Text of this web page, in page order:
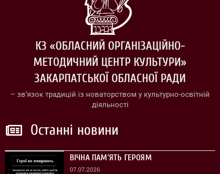
КЗ «ОБЛАСНИЙ ОРГАНІЗАЦІЙНО-
МЕТОДИЧНИЙ ЦЕНТР КУЛЬТУРИ»
ЗАКАРПАТСЬКОЇ ОБЛАСНОЇ РАДИ
– зв’язок традицій із новаторством у культурно-освітній
діяльності
Останні новини
ВІЧНА ПАМ’ЯТЬ ГЕРОЯМ
07.07.2026